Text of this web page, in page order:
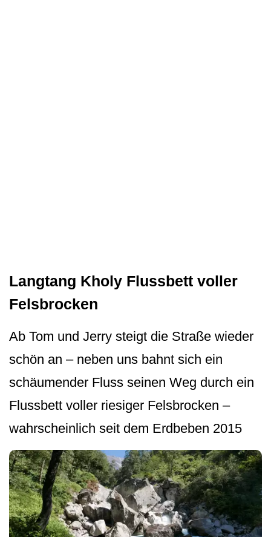
Langtang Kholy Flussbett voller
Felsbrocken
Ab Tom und Jerry steigt die Straße wieder
schön an – neben uns bahnt sich ein
schäumender Fluss seinen Weg durch ein
Flussbett voller riesiger Felsbrocken –
wahrscheinlich seit dem Erdbeben 2015